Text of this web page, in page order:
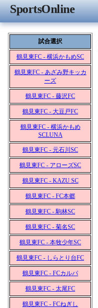
SportsOnline
試合選択
鶴見東FC - 横浜かもめSC
鶴見東FC - あざみ野キッカ
ーズ
鶴見東FC - 藤沢FC
鶴見東FC - 大豆戸FC
鶴見東FC - 横浜かもめ
SCLUNA
鶴見東FC - 元石川SC
鶴見東FC - アローズSC
鶴見東FC - KAZU SC
鶴見東FC - FC本郷
鶴見東FC - 駒林SC
鶴見東FC - 菊名SC
鶴見東FC - 本牧少年SC
鶴見東FC - しらとり台FC
鶴見東FC - FCカルパ
鶴見東FC - 太尾FC
鶴見東FC - FCねぎし